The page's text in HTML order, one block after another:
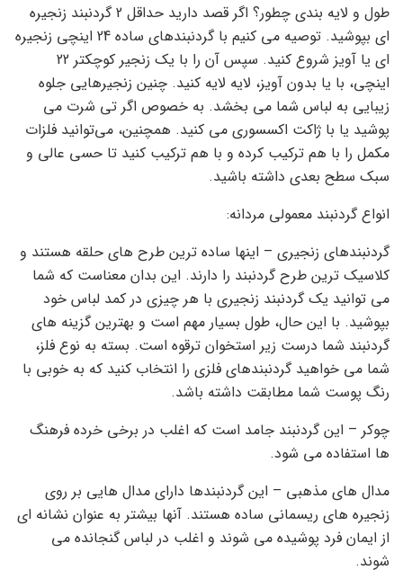
طول و لایه بندی چطور؟ اگر قصد دارید حداقل 2 گردنبند زنجیره
ای بپوشید. توصیه می کنیم با گردنبندهای ساده 24 اینچی زنجیره
ای یا آویز شروع کنید. سپس آن را با یک زنجیر کوچکتر 22
اینچی، با یا بدون آویز، لایه لایه کنید. چنین زنجیرهایی جلوه
زیبایی به لباس شما می بخشد. به خصوص اگر تی شرت می
پوشید یا با ژاکت اکسسوری می کنید. همچنین، می‌توانید فلزات
مکمل را با هم ترکیب کرده و با هم ترکیب کنید تا حسی عالی و
سبک سطح بعدی داشته باشید.
انواع گردنبند معمولی مردانه:
گردنبندهای زنجیری – اینها ساده ترین طرح های حلقه هستند و
کلاسیک ترین طرح گردنبند را دارند. این بدان معناست که شما
می توانید یک گردنبند زنجیری با هر چیزی در کمد لباس خود
بپوشید. با این حال، طول بسیار مهم است و بهترین گزینه های
گردنبند شما درست زیر استخوان ترقوه است. بسته به نوع فلز،
شما می خواهید گردنبندهای فلزی را انتخاب کنید که به خوبی با
رنگ پوست شما مطابقت داشته باشد.
چوکر – این گردنبند جامد است که اغلب در برخی خرده فرهنگ
ها استفاده می شود.
مدال های مذهبی – این گردنبندها دارای مدال هایی بر روی
زنجیره های ریسمانی ساده هستند. آنها بیشتر به عنوان نشانه ای
از ایمان فرد پوشیده می شوند و اغلب در لباس گنجانده می
شوند.